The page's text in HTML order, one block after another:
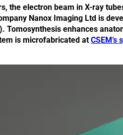
the electron beam in X-ray
Nanox Imaging Ltd is
Tomosynthesis enhances
is microfabricated at